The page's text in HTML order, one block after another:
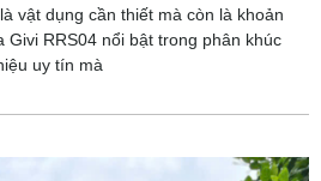
vật dụng cần thiết mà còn là khoản
RRS04 nổi bật trong phân khúc
uy tín mà